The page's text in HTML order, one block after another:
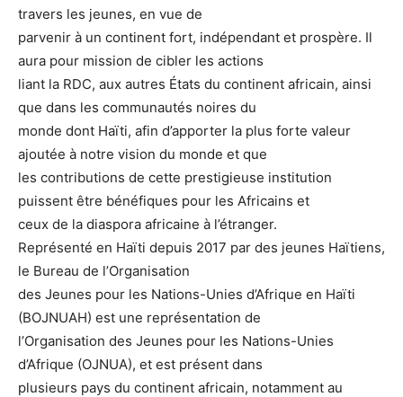
travers les jeunes, en vue de
parvenir à un continent fort, indépendant et prospère. Il
aura pour mission de cibler les actions
liant la RDC, aux autres États du continent africain, ainsi
que dans les communautés noires du
monde dont Haïti, afin d’apporter la plus forte valeur
ajoutée à notre vision du monde et que
les contributions de cette prestigieuse institution
puissent être bénéfiques pour les Africains et
ceux de la diaspora africaine à l’étranger.
Représenté en Haïti depuis 2017 par des jeunes Haïtiens,
le Bureau de l’Organisation
des Jeunes pour les Nations-Unies d’Afrique en Haïti
(BOJNUAH) est une représentation de
l’Organisation des Jeunes pour les Nations-Unies
d’Afrique (OJNUA), et est présent dans
plusieurs pays du continent africain, notamment au